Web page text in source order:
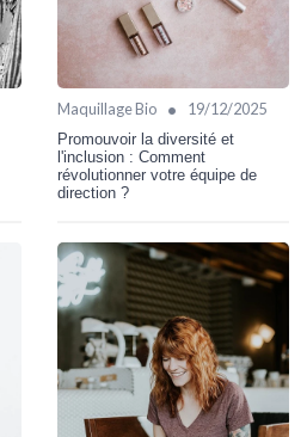
Maquillage Bio • 19/12/2025
Promouvoir la diversité et
l'inclusion : Comment
révolutionner votre équipe de
direction ?